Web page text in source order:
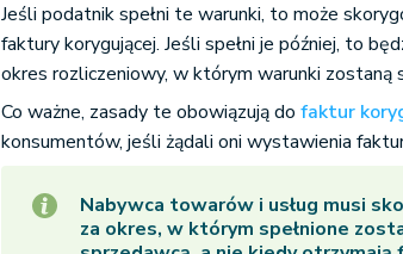
Jeśli podatnik spełni te warunki, to może
faktury korygującej. Jeśli spełni je później, to
okres rozliczeniowy, w którym warunki zostaną
Co ważne, zasady te obowiązują dofaktur
konsumentów, jeśli żądali oni wystawienia
Nabywca towarów i usług musi
za okres, w którym spełnione